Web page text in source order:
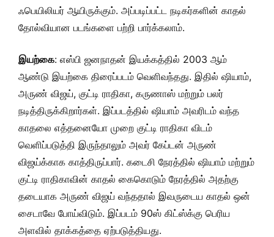
ஃபெயிலியர் ஆயிருக்கும். அப்படிப்பட்ட நடிகர்களின் காதல்
தோல்வியான படங்களை பற்றி பார்க்கலாம்.
இயற்கை: எஸ்பி ஜனநாதன் இயக்கத்தில் 2003 ஆம்
ஆண்டு இயற்கை திரைப்படம் வெளிவந்தது. இதில் ஷியாம்,
அருண் விஜய், குட்டி ராதிகா, கருணாஸ் மற்றும் பலர்
நடித்திருக்கிறார்கள். இப்படத்தில் ஷியாம் அவரிடம் வந்த
காதலை எத்தனையோ முறை குட்டி ராதிகா விடம்
வெளிப்படுத்தி இருந்தாலும் அவர் கேப்டன் அருண்
விஜய்க்காக காத்திருப்பார். கடைசி நேரத்தில் ஷியாம் மற்றும்
குட்டி ராதிகாவின் காதல் கைகொடும் நேரத்தில் அதற்கு
தடையாக அருண் விஜய் வந்ததால் இவருடைய காதல் ஒன்
சைடாவே போய்விடும். இப்படம் 90ஸ் கிட்ஸ்க்கு பெரிய
அளவில் தாக்கத்தை ஏற்படுத்தியது.